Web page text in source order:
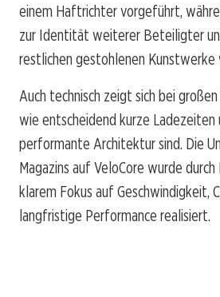
einem Haftrichter vorgeführt,
zur Identität weiterer Beteiligter
restlichen gestohlenen
Auch technisch zeigt sich bei
wie entscheidend kurze Ladezeiten
performante Architektur sind. Die
Magazins auf VeloCore wurde
klarem Fokus auf Geschwindigkeit,
langfristige Performance realisiert.